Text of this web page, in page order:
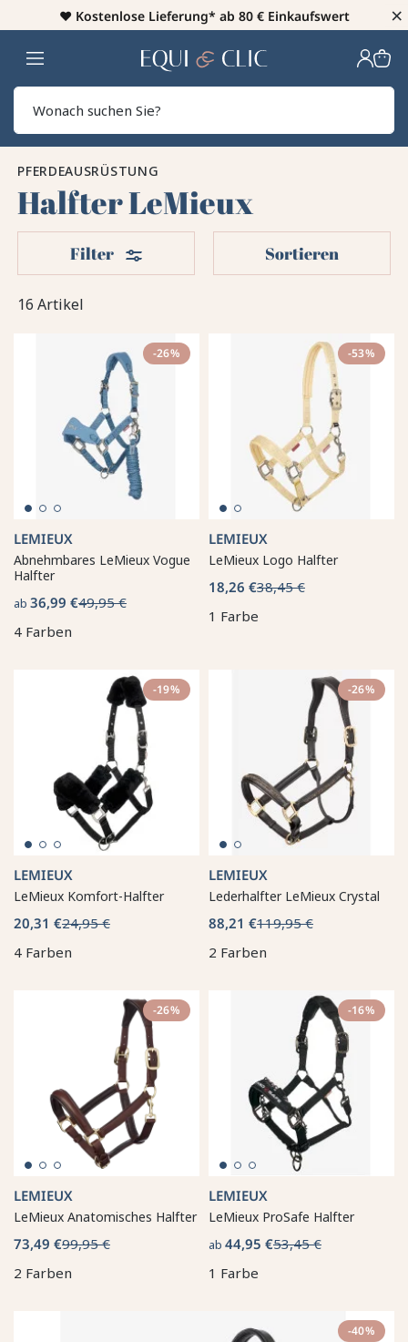
♥️ Kostenlose Lieferung* ab 80 € Einkaufswert ×
Heim
PFERDEAUSRÜSTUNG
Halfter LeMieux
16 Artikel
Filter Filter Sortieren
-26%
LEMIEUX
Abnehmbares LeMieux Vogue
Halfter
ab 36,99 €49,95 €
4 Farben
-53%
LEMIEUX
LeMieux Logo Halfter
18,26 €38,45 €
1 Farbe
-19%
LEMIEUX
LeMieux Komfort-Halfter
20,31 €24,95 €
4 Farben
-26%
LEMIEUX
Lederhalfter LeMieux Crystal
88,21 €119,95 €
2 Farben
-26%
LEMIEUX
LeMieux Anatomisches Halfter
73,49 €99,95 €
2 Farben
-16%
LEMIEUX
LeMieux ProSafe Halfter
ab 44,95 €53,45 €
1 Farbe
-40%